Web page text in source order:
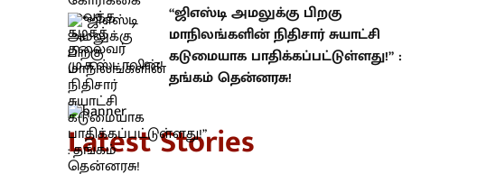
“ஜிஎஸ்டி அமலுக்கு பிறகு
மாநிலங்களின் நிதிசார் சுயாட்சி
கடுமையாக பாதிக்கப்பட்டுள்ளது!” :
தங்கம் தென்னரசு!
Latest Stories